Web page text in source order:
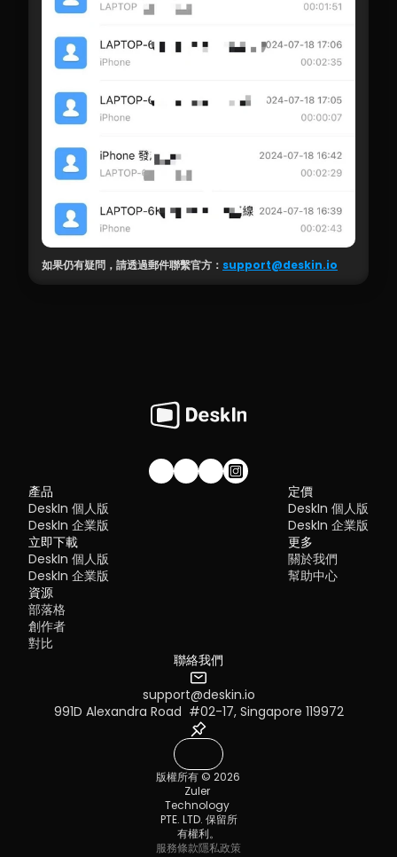
如果仍有疑問，請透過郵件聯繫官方： support@deskin.io
加入我們的社群！
產品
DeskIn 個人版
DeskIn 企業版
立即下載
DeskIn 個人版
DeskIn 企業版
定價
DeskIn 個人版
DeskIn 企業版
更多
關於我們
幫助中心
資源
部落格
創作者
對比
聯絡我們
support@deskin.io
991D Alexandra Road  #02-17, Singapore 119972
版權所有 © 2026
Zuler
Technology
PTE. LTD. 保留所
有權利。
服務條款隱私政策